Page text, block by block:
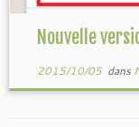
Nouvelle
2015/10/05dans